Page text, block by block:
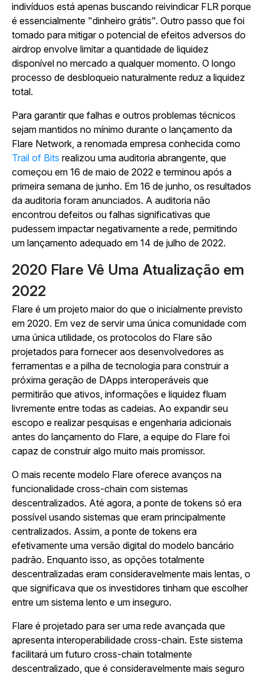
indivíduos está apenas buscando reivindicar FLR porque
é essencialmente "dinheiro grátis". Outro passo que foi
tomado para mitigar o potencial de efeitos adversos do
airdrop envolve limitar a quantidade de liquidez
disponível no mercado a qualquer momento. O longo
processo de desbloqueio naturalmente reduz a liquidez
total.
Para garantir que falhas e outros problemas técnicos
sejam mantidos no mínimo durante o lançamento da
Flare Network, a renomada empresa conhecida como
Trail of Bits realizou uma auditoria abrangente, que
começou em 16 de maio de 2022 e terminou após a
primeira semana de junho. Em 16 de junho, os resultados
da auditoria foram anunciados. A auditoria não
encontrou defeitos ou falhas significativas que
pudessem impactar negativamente a rede, permitindo
um lançamento adequado em 14 de julho de 2022.
2020 Flare Vê Uma Atualização em
2022
Flare é um projeto maior do que o inicialmente previsto
em 2020. Em vez de servir uma única comunidade com
uma única utilidade, os protocolos do Flare são
projetados para fornecer aos desenvolvedores as
ferramentas e a pilha de tecnologia para construir a
próxima geração de DApps interoperáveis que
permitirão que ativos, informações e liquidez fluam
livremente entre todas as cadeias. Ao expandir seu
escopo e realizar pesquisas e engenharia adicionais
antes do lançamento do Flare, a equipe do Flare foi
capaz de construir algo muito mais promissor.
O mais recente modelo Flare oferece avanços na
funcionalidade cross-chain com sistemas
descentralizados. Até agora, a ponte de tokens só era
possível usando sistemas que eram principalmente
centralizados. Assim, a ponte de tokens era
efetivamente uma versão digital do modelo bancário
padrão. Enquanto isso, as opções totalmente
descentralizadas eram consideravelmente mais lentas, o
que significava que os investidores tinham que escolher
entre um sistema lento e um inseguro.
Flare é projetado para ser uma rede avançada que
apresenta interoperabilidade cross-chain. Este sistema
facilitará um futuro cross-chain totalmente
descentralizado, que é consideravelmente mais seguro